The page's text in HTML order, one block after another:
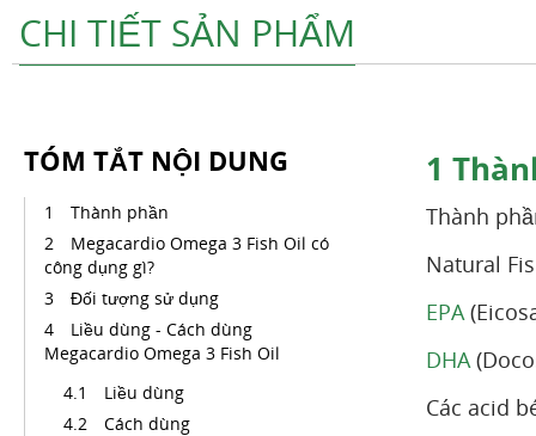
CHI TIẾT SẢN PHẨM
TÓM TẮT NỘI DUNG
Thành phần
Megacardio Omega 3 Fish Oil có
công dụng gì?
Đối tượng sử dụng
Liều dùng - Cách dùng
Megacardio Omega 3 Fish Oil
Liều dùng
Cách dùng
1
Thành
Natural
EPA
DHA
Các acid